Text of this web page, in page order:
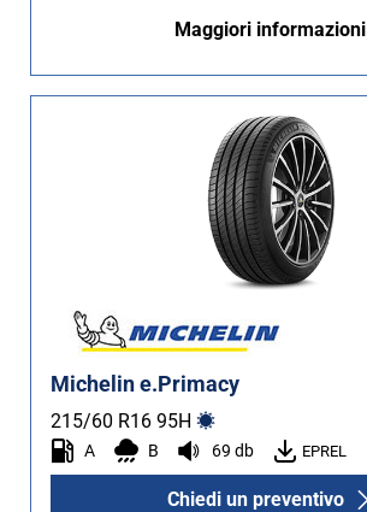
Maggiori informazioni
Michelin e.Primacy
215/60 R16 95H
A B 69 db EPREL
Chiedi un preventivo